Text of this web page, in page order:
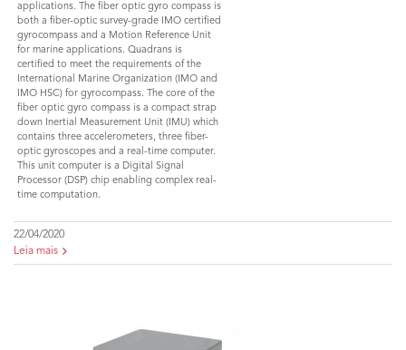
applications. The fiber optic gyro compass is
both a fiber-optic survey-grade IMO certified
gyrocompass and a Motion Reference Unit
for marine applications. Quadrans is
certified to meet the requirements of the
International Marine Organization (IMO and
IMO HSC) for gyrocompass. The core of the
fiber optic gyro compass is a compact strap
down Inertial Measurement Unit (IMU) which
contains three accelerometers, three fiber-
optic gyroscopes and a real-time computer.
This unit computer is a Digital Signal
Processor (DSP) chip enabling complex real-
time computation.
22/04/2020
Leia mais